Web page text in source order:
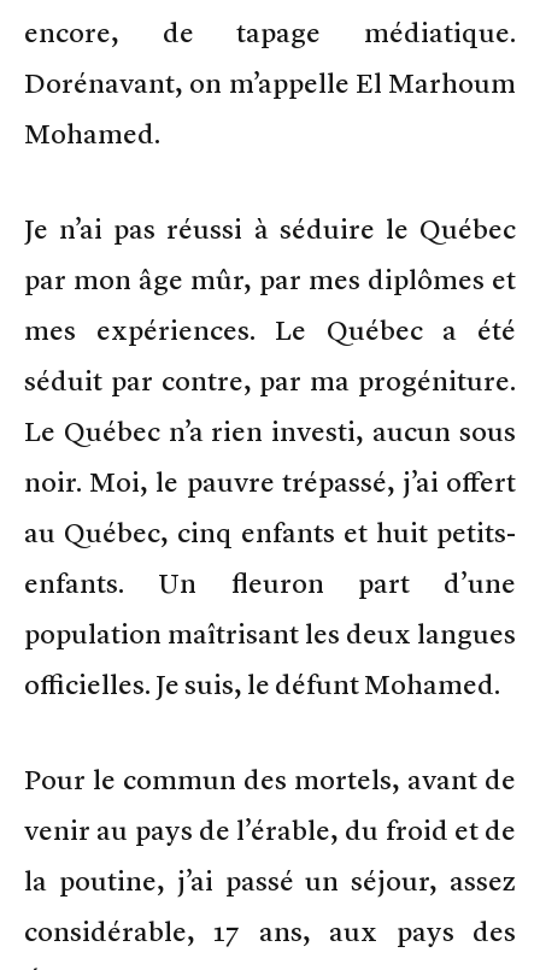
encore, de tapage médiatique.
Dorénavant, on m’appelle El Marhoum
Mohamed.
Je n’ai pas réussi à séduire le Québec
par mon âge mûr, par mes diplômes et
mes expériences. Le Québec a été
séduit par contre, par ma progéniture.
Le Québec n’a rien investi, aucun sous
noir. Moi, le pauvre trépassé, j’ai offert
au Québec, cinq enfants et huit petits-
enfants. Un fleuron part d’une
population maîtrisant les deux langues
officielles. Je suis, le défunt Mohamed.
Pour le commun des mortels, avant de
venir au pays de l’érable, du froid et de
la poutine, j’ai passé un séjour, assez
considérable, 17 ans, aux pays des